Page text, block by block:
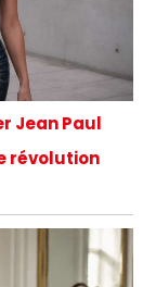
Jean Paul
révolution